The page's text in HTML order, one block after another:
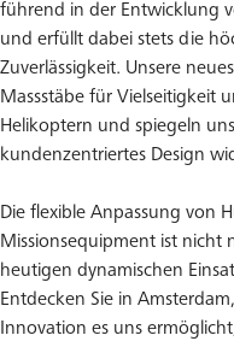
führend in der Entwicklung
und erfüllt dabei stets die
Zuverlässigkeit. Unsere
Massstäbe für Vielseitigkeit
Helikoptern und spiegeln
kundenzentriertes Design
Die flexible Anpassung von
Missionsequipment ist nicht
heutigen dynamischen
Entdecken Sie in
Innovation es uns